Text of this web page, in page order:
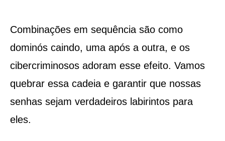
Combinações em sequência são como
dominós caindo, uma após a outra, e os
cibercriminosos adoram esse efeito. Vamos
quebrar essa cadeia e garantir que nossas
senhas sejam verdadeiros labirintos para
eles.